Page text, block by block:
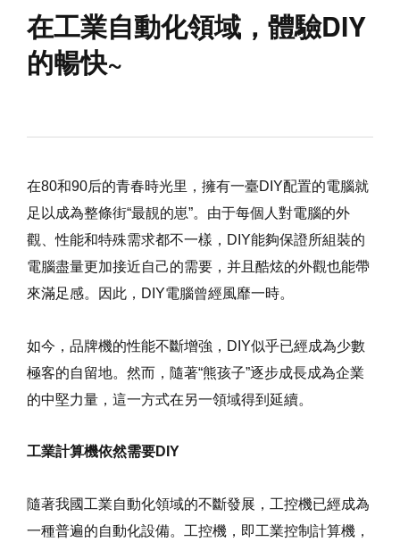
在工業自動化領域，體驗DIY
的暢快~
在80和90后的青春時光里，擁有一臺DIY配置的電腦就
足以成為整條街“最靚的崽”。由于每個人對電腦的外
觀、性能和特殊需求都不一樣，DIY能夠保證所組裝的
電腦盡量更加接近自己的需要，并且酷炫的外觀也能帶
來滿足感。因此，DIY電腦曾經風靡一時。
如今，品牌機的性能不斷增強，DIY似乎已經成為少數
極客的自留地。然而，隨著“熊孩子”逐步成長成為企業
的中堅力量，這一方式在另一領域得到延續。
工業計算機依然需要DIY
隨著我國工業自動化領域的不斷發展，工控機已經成為
一種普遍的自動化設備。工控機，即工業控制計算機，